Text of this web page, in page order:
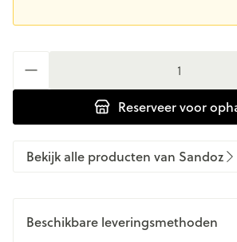
Reserveervoor
Bekijk alle producten van Sandoz
Beschikbare leveringsmethoden